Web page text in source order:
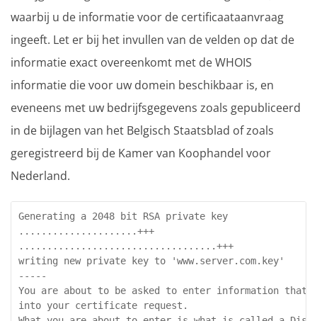
waarbij u de informatie voor de certificaataanvraag
ingeeft. Let er bij het invullen van de velden op dat de
informatie exact overeenkomt met de WHOIS
informatie die voor uw domein beschikbaar is, en
eveneens met uw bedrijfsgegevens zoals gepubliceerd
in de bijlagen van het Belgisch Staatsblad of zoals
geregistreerd bij de Kamer van Koophandel voor
Nederland.
Generating a 2048 bit RSA private key
.....................+++
...................................+++
writing new private key to 'www.server.com.key'
-----
You are about to be asked to enter information that
into your certificate request.